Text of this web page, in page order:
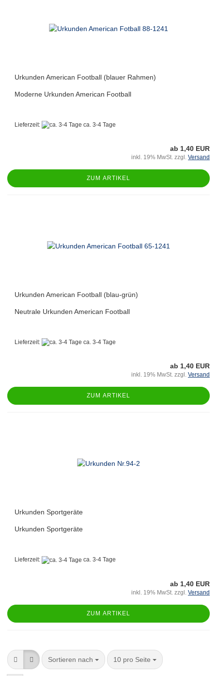
Urkunden American Football (blauer Rahmen)
Moderne Urkunden American Football
Lieferzeit: ca. 3-4 Tage
ab 1,40 EUR
inkl. 19% MwSt. zzgl. Versand
ZUM ARTIKEL
Urkunden American Football (blau-grün)
Neutrale Urkunden American Football
Lieferzeit: ca. 3-4 Tage
ab 1,40 EUR
inkl. 19% MwSt. zzgl. Versand
ZUM ARTIKEL
Urkunden Sportgeräte
Urkunden Sportgeräte
Lieferzeit: ca. 3-4 Tage
ab 1,40 EUR
inkl. 19% MwSt. zzgl. Versand
ZUM ARTIKEL
Sortieren nach 10 pro Seite